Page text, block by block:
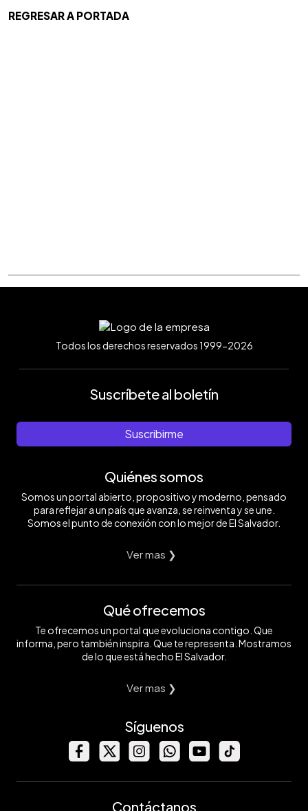
REGRESAR A PORTADA
Todos los derechos reservados 1999-2026
Suscríbete al boletín
Suscribirme
Quiénes somos
Somos un portal abierto, propositivo y moderno, pensado
para reflejar a un país que avanza, se reinventa y se une.
Somos el punto de conexión con lo mejor de El Salvador.
Ver mas ❯
Qué ofrecemos
Te ofrecemos un portal que evoluciona contigo. Que
informa, pero también inspira. Que te representa. Mostramos
de lo que está hecho El Salvador.
Ver mas ❯
Síguenos
Contáctanos